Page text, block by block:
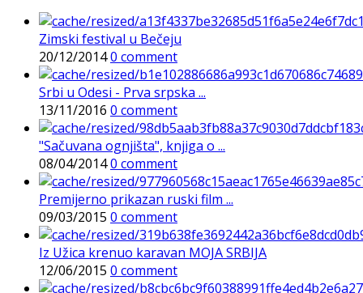
Zimski festival u Bečeju
20/12/20140 comment
Srbi u Odesi - Prva srpska ...
13/11/2016 0 comment
"Sačuvana ognjišta", knjiga o ...
08/04/20140 comment
Premijerno prikazan ruski film ...
09/03/2015 0 comment
Iz Užica krenuo karavan MOJA SRBIJA
12/06/2015 0 comment